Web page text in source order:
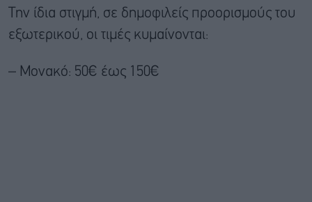
Την ίδια στιγμή, σε δημοφιλείς προορισμούς του
εξωτερικού, οι τιμές κυμαίνονται:
– Μονακό: 50€ έως 150€